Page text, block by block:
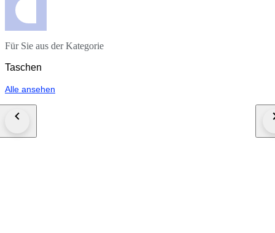
Für Sie aus der Kategorie
Taschen
Alle ansehen